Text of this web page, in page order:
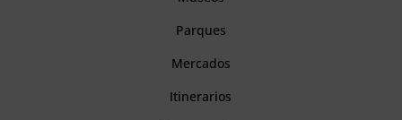
Parques
Mercados
Itinerarios